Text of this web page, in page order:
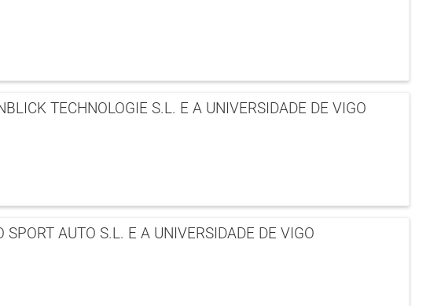
TECHNOLOGIE S.L. E A UNIVERSIDADE DE VIGO
AUTO S.L. E A UNIVERSIDADE DE VIGO